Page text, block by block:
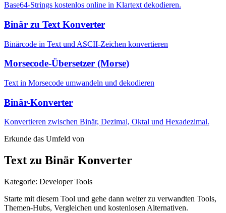
Base64-Strings kostenlos online in Klartext dekodieren.
Binär zu Text Konverter
Binärcode in Text und ASCII-Zeichen konvertieren
Morsecode-Übersetzer (Morse)
Text in Morsecode umwandeln und dekodieren
Binär-Konverter
Konvertieren zwischen Binär, Dezimal, Oktal und Hexadezimal.
Erkunde das Umfeld von
Text zu Binär Konverter
Kategorie: Developer Tools
Starte mit diesem Tool und gehe dann weiter zu verwandten Tools,
Themen-Hubs, Vergleichen und kostenlosen Alternativen.